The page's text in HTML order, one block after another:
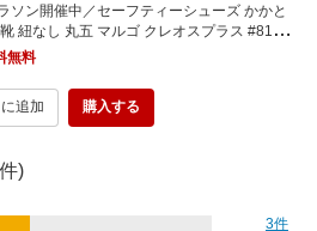
ソン開催中／セーフティーシューズ かかと
紐なし 丸五 マルゴ クレオスプラス #810
先芯 メンズ 軽量 作業用スニーカー 安全ス
ぜん靴 3E 樹脂先芯 反射素材 元祖 踏めるくん
と 踏める 2way 靴底
無料
追加 購入する
)
3件